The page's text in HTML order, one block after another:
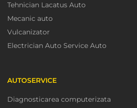
Tehnician Lacatus Auto
Mecanic auto
Vulcanizator
Electrician Auto Service Auto
AUTOSERVICE
Diagnosticarea computerizata